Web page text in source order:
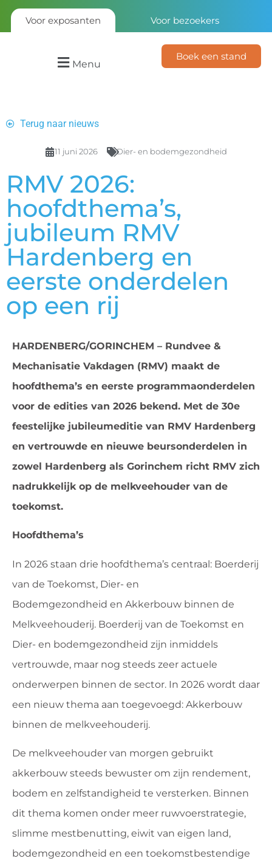
Voor exposanten Voor bezoekers
Menu
Boek een stand
Terug naar nieuws
11 juni 2026 Dier- en bodemgezondheid
RMV 2026:
hoofdthema’s,
jubileum RMV
Hardenberg en
eerste onderdelen
op een rij
HARDENBERG/GORINCHEM – Rundvee &
Mechanisatie Vakdagen (RMV) maakt de
hoofdthema’s en eerste programmaonderdelen
voor de edities van 2026 bekend. Met de 30e
feestelijke jubileumeditie van RMV Hardenberg
en vertrouwde en nieuwe beursonderdelen in
zowel Hardenberg als Gorinchem richt RMV zich
nadrukkelijk op de melkveehouder van de
toekomst.
Hoofdthema’s
In 2026 staan drie hoofdthema’s centraal: Boerderij
van de Toekomst, Dier- en
Bodemgezondheid en Akkerbouw binnen de
Melkveehouderij. Boerderij van de Toekomst en
Dier- en bodemgezondheid zijn inmiddels
vertrouwde, maar nog steeds zeer actuele
onderwerpen binnen de sector. In 2026 wordt daar
een nieuw thema aan toegevoegd: Akkerbouw
binnen de melkveehouderij.
De melkveehouder van morgen gebruikt
akkerbouw steeds bewuster om zijn rendement,
bodem en zelfstandigheid te versterken. Binnen
dit thema komen onder meer ruwvoerstrategie,
slimme mestbenutting, eiwit van eigen land,
bodemgezondheid en een toekomstbestendige